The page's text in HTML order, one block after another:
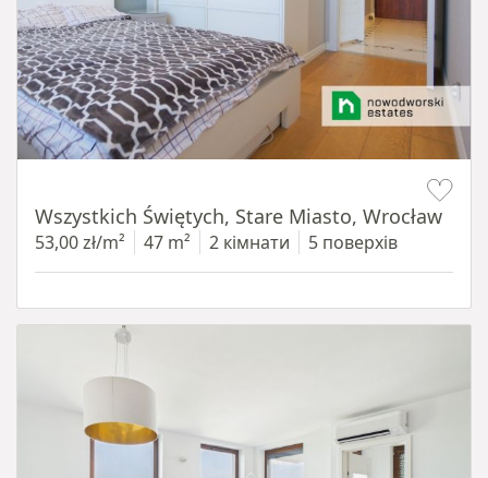
Wszystkich Świętych, Stare Miasto, Wrocław
53,00 zł/m² 47 m² 2 кімнати 5 поверхів